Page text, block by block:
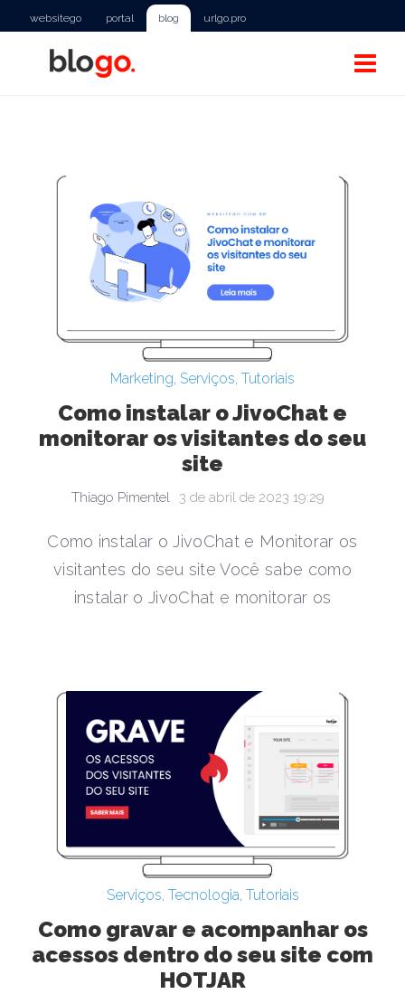
websitego portal blog urlgo.pro
Marketing, Serviços, Tutoriais
Como instalar o JivoChat e
monitorar os visitantes do seu
site
Thiago Pimentel 3 de abril de 2023 19:29
Como instalar o JivoChat e Monitorar os
visitantes do seu site Você sabe como
instalar o JivoChat e monitorar os
Serviços, Tecnologia, Tutoriais
Como gravar e acompanhar os
acessos dentro do seu site com
HOTJAR